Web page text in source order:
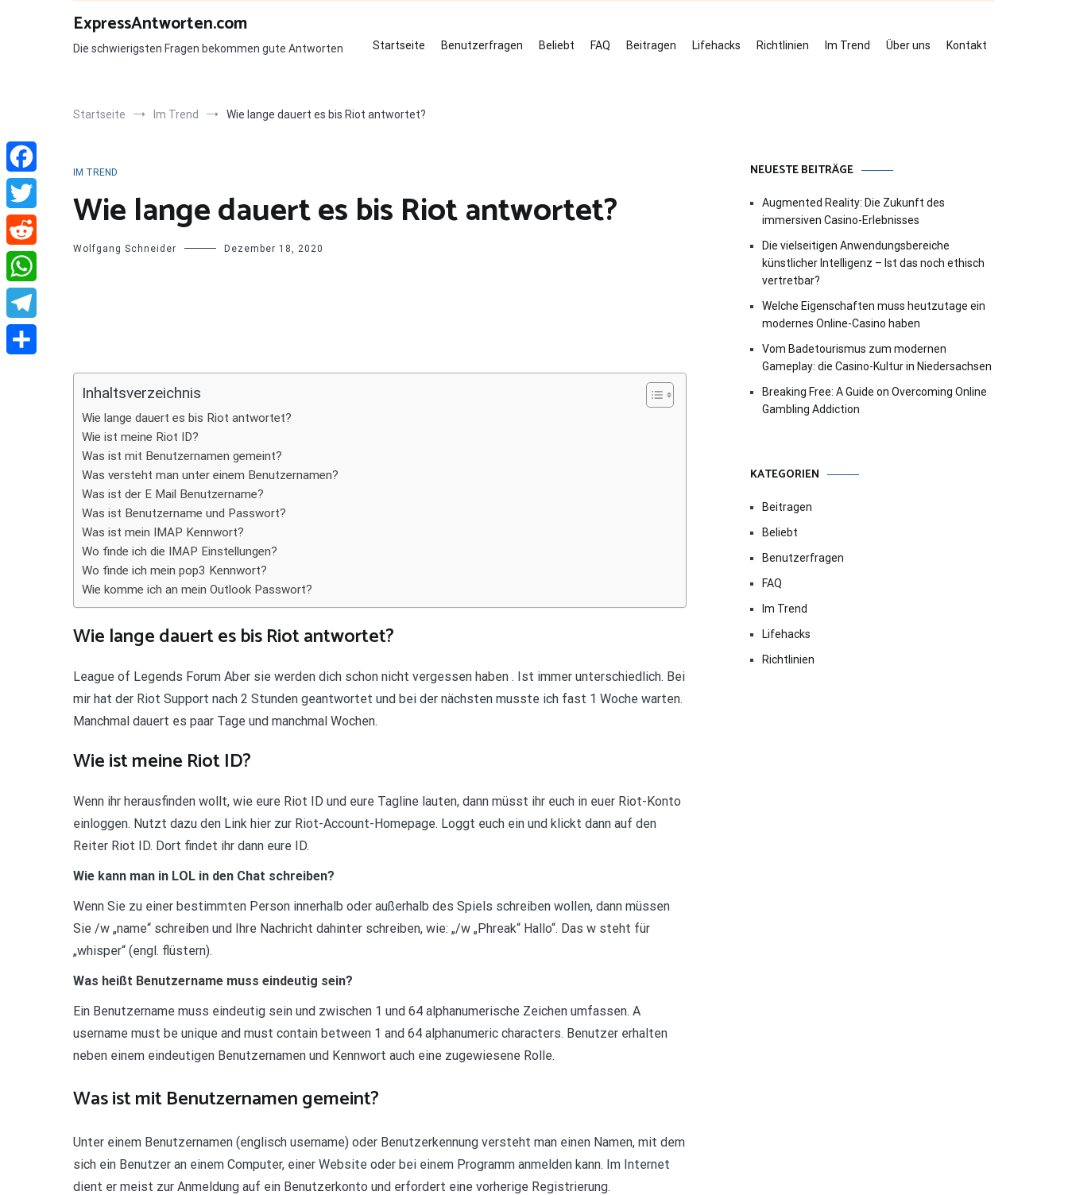
ExpressAntworten.com
Die schwierigsten Fragen bekommen gute Antworten Startseite Benutzerfragen Beliebt FAQ Beitragen Lifehacks Richtlinien Im Trend Über uns Kontakt
Startseite Im Trend Wie lange dauert es bis Riot antwortet?
IM TREND
Wie lange dauert es bis Riot antwortet?
Wolfgang Schneider Dezember 18, 2020
Inhaltsverzeichnis
Wie lange dauert es bis Riot antwortet?
Wie ist meine Riot ID?
Was ist mit Benutzernamen gemeint?
Was versteht man unter einem Benutzernamen?
Was ist der E Mail Benutzername?
Was ist Benutzername und Passwort?
Was ist mein IMAP Kennwort?
Wo finde ich die IMAP Einstellungen?
Wo finde ich mein pop3 Kennwort?
Wie komme ich an mein Outlook Passwort?
Wie lange dauert es bis Riot antwortet?
League of Legends Forum Aber sie werden dich schon nicht vergessen haben . Ist immer unterschiedlich. Bei
mir hat der Riot Support nach 2 Stunden geantwortet und bei der nächsten musste ich fast 1 Woche warten.
Manchmal dauert es paar Tage und manchmal Wochen.
Wie ist meine Riot ID?
Wenn ihr herausfinden wollt, wie eure Riot ID und eure Tagline lauten, dann müsst ihr euch in euer Riot-Konto
einloggen. Nutzt dazu den Link hier zur Riot-Account-Homepage. Loggt euch ein und klickt dann auf den
Reiter Riot ID. Dort findet ihr dann eure ID.
Wie kann man in LOL in den Chat schreiben?
Wenn Sie zu einer bestimmten Person innerhalb oder außerhalb des Spiels schreiben wollen, dann müssen
Sie /w „name“ schreiben und Ihre Nachricht dahinter schreiben, wie: „/w „Phreak“ Hallo“. Das w steht für
„whisper“ (engl. flüstern).
Was heißt Benutzername muss eindeutig sein?
Ein Benutzername muss eindeutig sein und zwischen 1 und 64 alphanumerische Zeichen umfassen. A
username must be unique and must contain between 1 and 64 alphanumeric characters. Benutzer erhalten
neben einem eindeutigen Benutzernamen und Kennwort auch eine zugewiesene Rolle.
Was ist mit Benutzernamen gemeint?
Unter einem Benutzernamen (englisch username) oder Benutzerkennung versteht man einen Namen, mit dem
sich ein Benutzer an einem Computer, einer Website oder bei einem Programm anmelden kann. Im Internet
dient er meist zur Anmeldung auf ein Benutzerkonto und erfordert eine vorherige Registrierung.
NEUESTE BEITRÄGE
Augmented Reality: Die Zukunft des
immersiven Casino-Erlebnisses
Die vielseitigen Anwendungsbereiche
künstlicher Intelligenz – Ist das noch ethisch
vertretbar?
Welche Eigenschaften muss heutzutage ein
modernes Online-Casino haben
Vom Badetourismus zum modernen
Gameplay: die Casino-Kultur in Niedersachsen
Breaking Free: A Guide on Overcoming Online
Gambling Addiction
KATEGORIEN
Beitragen
Beliebt
Benutzerfragen
FAQ
Im Trend
Lifehacks
Richtlinien
Facebook
Twitter
Reddit
WhatsApp
Telegram